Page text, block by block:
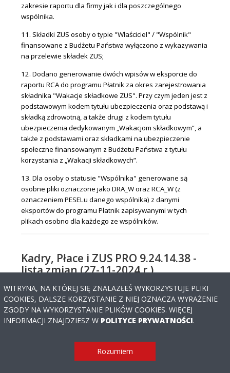
Potrzebujesz
pomocy?
zakresie raportu dla firmy jak i dla poszczególnego
wspólnika.
11. Składki ZUS osoby o typie "Właściciel" / "Wspólnik"
finansowane z Budżetu Państwa wyłączono z wykazywania
na przelewie składek ZUS;
12. Dodano generowanie dwóch wpisów w eksporcie do
raportu RCA do programu Płatnik za okres zarejestrowania
składnika "Wakacje składkowe ZUS". Przy czym jeden jest z
podstawowym kodem tytułu ubezpieczenia oraz podstawą i
składką zdrowotną, a także drugi z kodem tytułu
ubezpieczenia dedykowanym „Wakacjom składkowym”, a
także z podstawami oraz składkami na ubezpieczenie
społeczne finansowanym z Budżetu Państwa z tytułu
korzystania z „Wakacji składkowych”.
13. Dla osoby o statusie "Wspólnika" generowane są
osobne pliki oznaczone jako DRA_W oraz RCA_W (z
oznaczeniem PESELu danego wspólnika) z danymi
eksportów do programu Płatnik zapisywanymi w tych
plikach osobno dla każdego ze wspólników.
Kadry, Płace i ZUS PRO 9.24.14.38 -
lista zmian (27-11-2024 r.)
PRZEDŁUŻ ABONAMENT POBIERZ
UWAGA! Wersja 9.24 wymaga wprowadzenia nowego
numeru licencji.
Aktualizacja jest bezpłatna dla Użytkowników wersji:
- 9.24.x.x w okresie ważności aktualnie posiadanej
WITRYNA, NA KTÓREJ SIĘ ZNALAZŁEŚ WYKORZYSTUJE PLIKI
COOKIES, DALSZE KORZYSTANIE Z NIEJ OZNACZA WYRAŻENIE
ZGODY NA WYKORZYSTANIE PLIKÓW COOKIES. WIĘCEJ
INFORMACJI ZNAJDZIESZ W POLITYCE PRYWATNOŚCI.
Rozumiem